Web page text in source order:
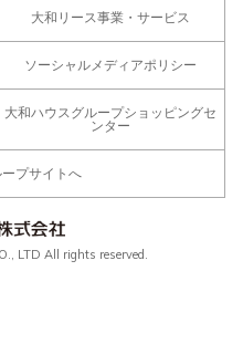
大和リース事業・サービス
ソーシャルメディアポリシー
大和ハウスグループショッピングセ
ンター
プサイトへ
LTD All rights reserved.